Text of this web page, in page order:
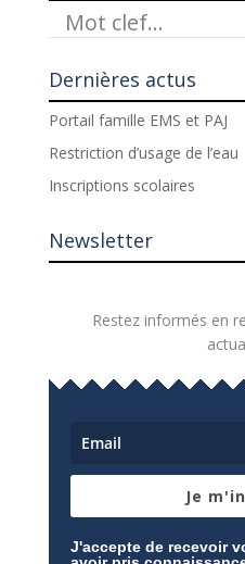
Dernières actus
Portail famille EMS et PAJ
Restriction d’usage de l’eau
Inscriptions scolaires
Newsletter
Restez informés en
Je
J'accepte de recevoir